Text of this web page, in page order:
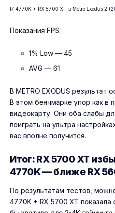
I7 4770K + RX 5700 XT в Metro Exodus 2
Показания FPS:
1% Low — 45
AVG — 61
В METRO EXODUS результат
В этом бенчмарке упор как в
видеокарту. Они оба слабы
поиграть на ультра
вас вполне получится.
Итог: RX 5700 XT
4770K — ближе RX
По результатам тестов,
4770K + RX 5700 XT показала